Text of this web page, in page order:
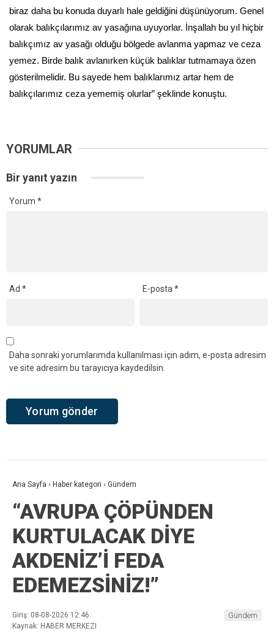
biraz daha bu konuda duyarlı hale geldiğini düşünüyorum. Genel
olarak balıkçılarımız av yasağına uyuyorlar. İnşallah bu yıl hiçbir
balıkçımız av yasağı olduğu bölgede avlanma yapmaz ve ceza
yemez. Birde balık avlanırken küçük balıklar tutmamaya özen
gösterilmelidir. Bu sayede hem balıklarımız artar hem de
balıkçılarımız ceza yememiş olurlar” şeklinde konuştu.
YORUMLAR
Bir yanıt yazın
Yorum *
Ad * E-posta*
Daha sonraki yorumlarımda kullanılması için adım, e-posta adresim
ve site adresim bu tarayıcıya kaydedilsin.
Ana Sayfa › Haber kategori › Gündem
“AVRUPA ÇÖPÜNDEN
KURTULACAK DİYE
AKDENİZ’İ FEDA
EDEMEZSİNİZ!”
Giriş: 08-08-2026 12:46
Kaynak: HABER MERKEZI
Gündem